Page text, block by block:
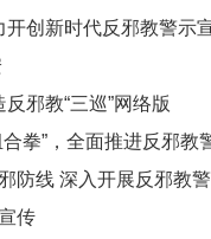
创新时代反邪教警示
邪教“三巡”网络版
拳”，全面推进反邪教
线 深入开展反邪教
传